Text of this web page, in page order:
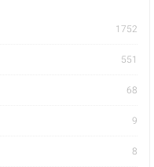
1752
551
68
9
8